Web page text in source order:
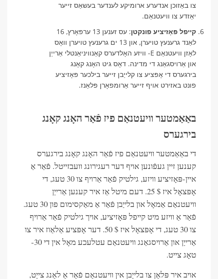
צו באַזוכן אנדערע ארומיקע לענדער בעשאַס זייער
יאַזדע צו וויעטנאַם.
קייפל פּאָזיציע פונקטן
: עס זענען 13 ערפּאָרץ, 16
לאַנד גרענעץ טויערן, און 13 ים גרענעץ טויערן וואָס
לאָזן וויעטנאַם E- וויזע האָלדערס קאַנוויניאַנטלי אַרייַן
און אַרויסגאַנג די מדינה. דאָס גיט האָנג קאָנג
בירגערס די אָפּציע צו קלייַבן זייער בילכער פּאָזיציע
פונט באזירט אויף זייער אַרומפאָרן פּלאַנז.
באַאַמטער וויעטנאַם פיז פֿאַר האָנג קאָנג
בירגערס
די באַאַמטער וויעטנאַם פיז פֿאַר האָנג קאָנג בירגערס
קענען זיין געפֿונען אויף דער רעגירונג וועבזייטל. פֿאַר אַ
איין-פּאָזיציע וויזע, גילטיק פֿאַר אַרויף צו 30 טעג, די
אָפּצאָל איז $ 25. דעם מיטל אַז איר קענען אַרייַן
וויעטנאַם אַמאָל און בלייַבן פֿאַר אַ מאַקסימום פון 30 טעג.
פֿאַר אַ וויזע מיט קייפל פּאָזיציע, אויך גילטיק פֿאַר אַרויף
צו 30 טעג, די אָפּצאָל איז $ 50. דער אָפּציע אַלאַוז איר צו
אַרייַן און אַרויסגאַנג וויעטנאַם עטלעכע מאָל אין די 30-
טאָג צייט.
אויב איר פּלאַן צו בלייַבן אין וויעטנאַם פֿאַר אַ לאַנג צייַט,